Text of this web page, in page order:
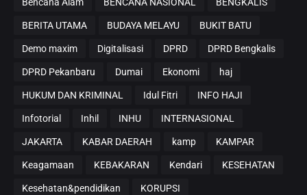
BERITA UTAMA BUDAYA MELAYU BUKIT BATU
Demo maxim Digitalisasi DPRD DPRD Bengkalis
DPRD Pekanbaru Dumai Ekonomi haj
HUKUM DAN KRIMINAL Idul Fitri INFO HAJI
Infotorial Inhil INHU INTERNASIONAL
JAKARTA KABAR DAERAH kamp KAMPAR
Keagamaan KEBAKARAN Kendari KESEHATAN
Kesehatan&pendidikan KORUPSI